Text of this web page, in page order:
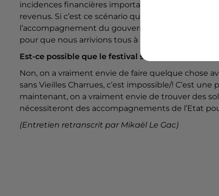
incidences financières importantes parce qu’on
revenus. Si c’est ce scénario qui se dessine, c’est
l’accompagnement du gouvernement pour
pour que nous arrivions tous à l’équilibre afin de
Est-ce possible que le festival soit reporté à
Non, on a vraiment envie de faire quelque chose
sans Vieilles Charrues, c’est impossible/! C’est
maintenant, on a vraiment envie de trouver des
nécessiteront des accompagnements de l’Etat
(Entretien retranscrit par Mikaël Le Gac)